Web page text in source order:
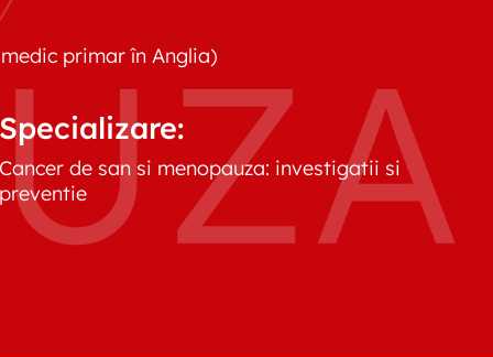
primar în Anglia)
Specializare:
Cancer de san si menopauza: investigatii si
preventie